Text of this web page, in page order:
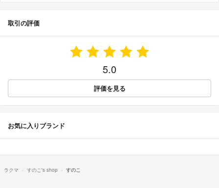
取引の評価
5.0
評価を見る
お気に入りブランド
ラクマ すのこ's shop すのこ